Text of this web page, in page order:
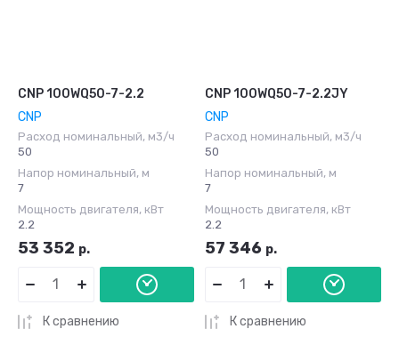
CNP 100WQ50-7-2.2
CNP
Расход номинальный, м3/ч
50
Напор номинальный, м
7
Мощность двигателя, кВт
2.2
53 352 р.
К сравнению
CNP 100WQ50-7-2.2JY
CNP
Расход номинальный, м3/ч
50
Напор номинальный, м
7
Мощность двигателя, кВт
2.2
57 346 р.
К сравнению